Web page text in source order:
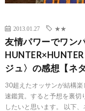
2013.01.27 ★★
友情パワーでワン
ジュ〉の感想【ネ
30超えたオッサンが結構楽
速鑑賞。すると予想を裏切
したいと思います。 以下